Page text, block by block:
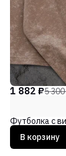
1 882 ₽5
Футболка с
В корзину